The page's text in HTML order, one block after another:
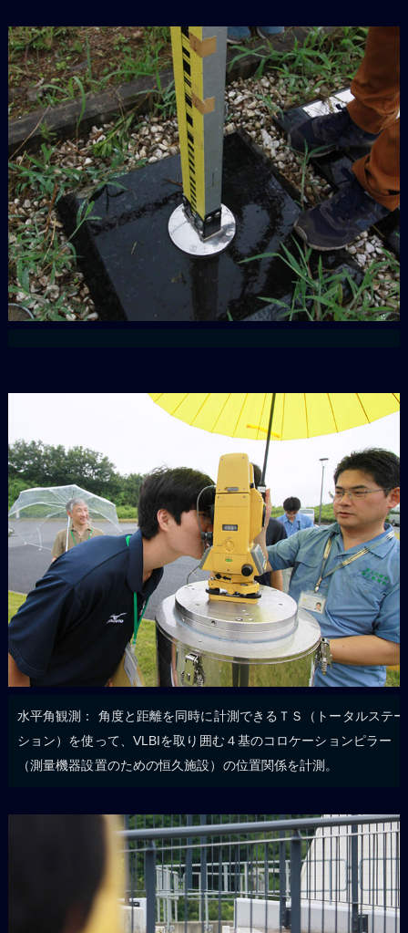
水平角観測： 角度と距離を同時に計測できるＴＳ（トータルステー
ション）を使って、VLBIを取り囲む４基のコロケーションピラー
（測量機器設置のための恒久施設）の位置関係を計測。